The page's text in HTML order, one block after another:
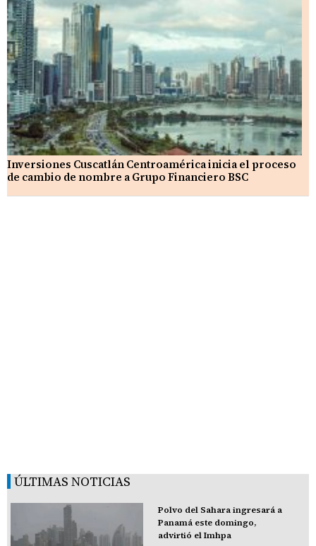
Inversiones Cuscatlán Centroamérica inicia el proceso
de cambio de nombre a Grupo Financiero BSC
ÚLTIMAS NOTICIAS
Polvo del Sahara ingresará a
Panamá este domingo,
advirtió el Imhpa